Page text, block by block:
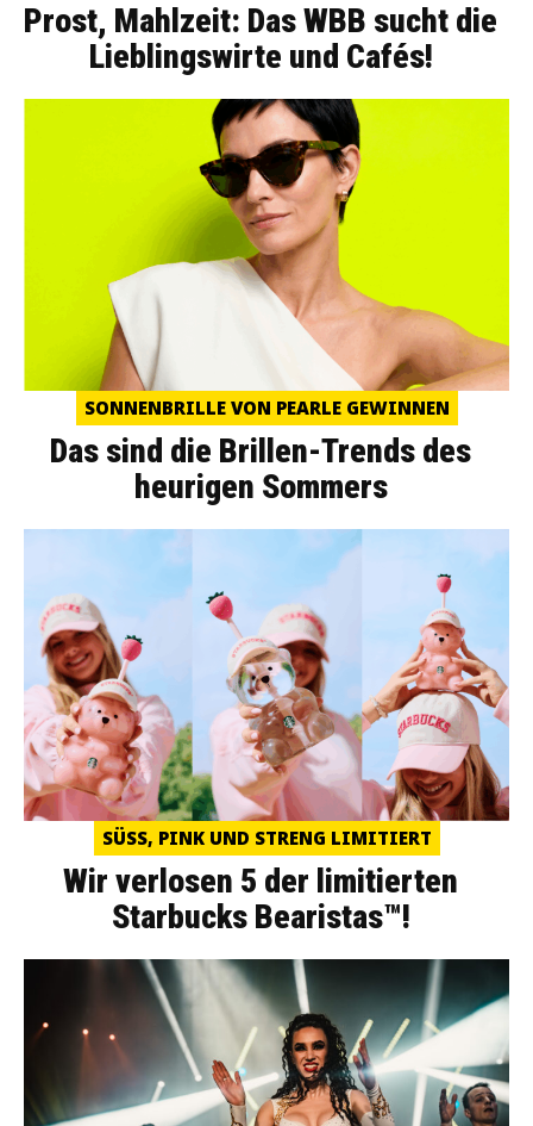
Prost, Mahlzeit: Das WBB sucht die
Lieblingswirte und Cafés!
SONNENBRILLE VON PEARLE GEWINNEN
Das sind die Brillen-Trends des
heurigen Sommers
SÜSS, PINK UND STRENG LIMITIERT
Wir verlosen 5 der limitierten
Starbucks Bearistas™!